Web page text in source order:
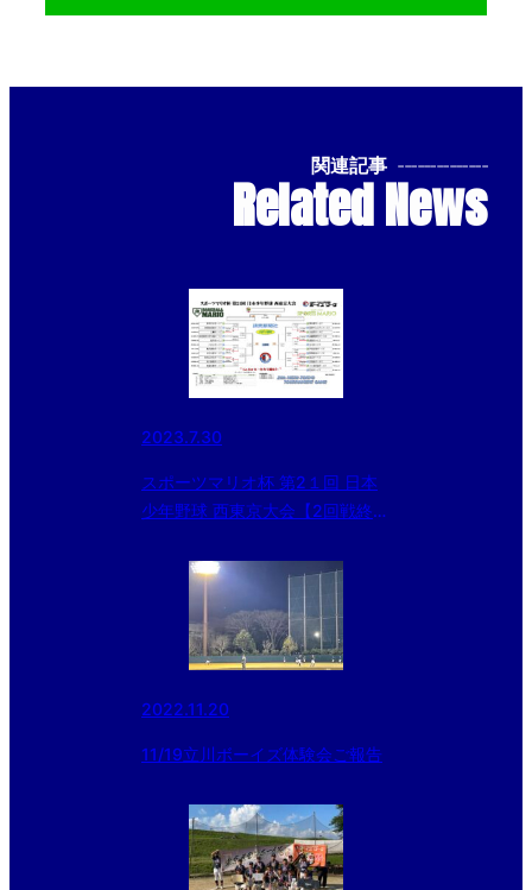
関連記事 --------------
Related News
2023.7.30
スポーツマリオ杯 第2１回 日本
少年野球 西東京大会【2回戦終
2022.11.20
11/19立川ボーイズ体験会ご報告